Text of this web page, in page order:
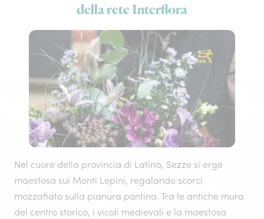
della rete Interflora
Nel cuore della provincia di Latina, Sezze si erge
maestosa sui Monti Lepini, regalando scorci
mozzafiato sulla pianura pontina. Tra le antiche mura
del centro storico, i vicoli medievali e la maestosa